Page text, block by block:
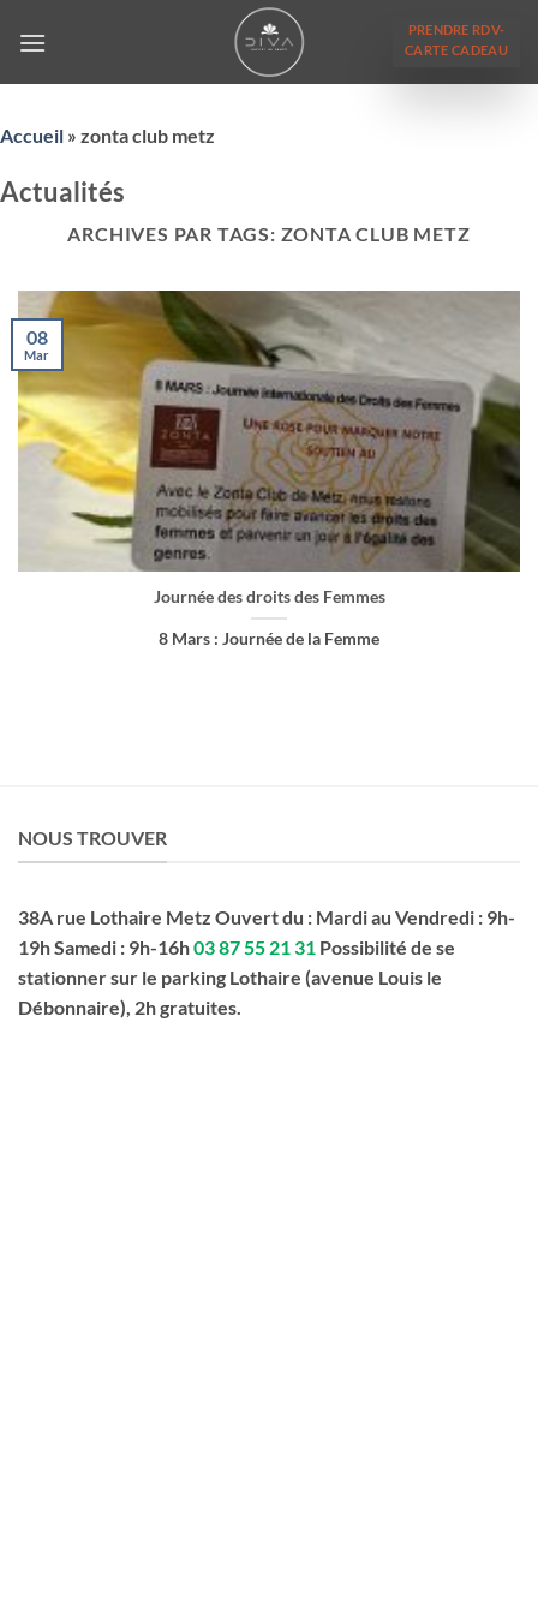
PRENDRE RDV-
CARTE CADEAU
Accueil » zonta club metz
Actualités
ARCHIVES PAR TAGS: ZONTA CLUB METZ
Journée des droits des Femmes
8 Mars : Journée de la Femme
08
Mar
NOUS TROUVER
38A rue Lothaire Metz Ouvert du : Mardi au Vendredi : 9h-
19h Samedi : 9h-16h03 87 55 21 31 Possibilité de se
stationner sur le parking Lothaire (avenue Louis le
Débonnaire), 2h gratuites.